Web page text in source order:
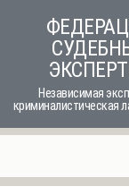
Независимая
криминалистическая